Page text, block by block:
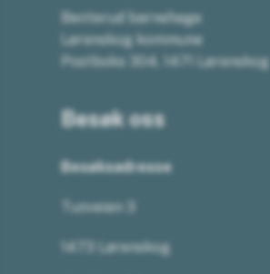
Benterud barnehage
Lørenskog kommune
Postboks 304, 1471 Lørenskog
Besøk oss
Besøksadresse
Tunveien 3
1473 Lørenskog